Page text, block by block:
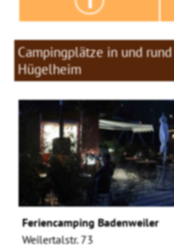
Campingplätze in und
Hügelheim
Feriencamping Badenweiler
Weilertalstr. 73